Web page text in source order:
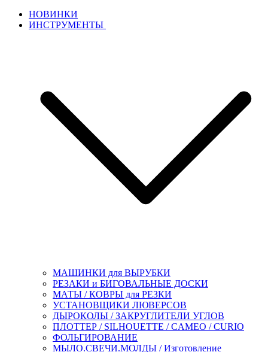
НОВИНКИ
ИНСТРУМЕНТЫ
МАШИНКИ для ВЫРУБКИ
РЕЗАКИ и БИГОВАЛЬНЫЕ ДОСКИ
МАТЫ / КОВРЫ для РЕЗКИ
УСТАНОВЩИКИ ЛЮВЕРСОВ
ДЫРОКОЛЫ / ЗАКРУГЛИТЕЛИ УГЛОВ
ПЛОТТЕР / SILHOUETTE / CAMEO / CURIO
ФОЛЬГИРОВАНИЕ
МЫЛО.СВЕЧИ.МОЛДЫ / Изготовление